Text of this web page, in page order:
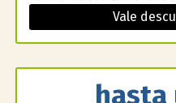
Vale
hasta